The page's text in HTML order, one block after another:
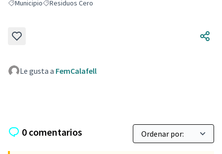
Resultados al filtrar por: Municipio
MunicipioResultados al filtrar por: Residuos Cero
Residuos Cero
Le gusta a FemCalafell
0 comentarios